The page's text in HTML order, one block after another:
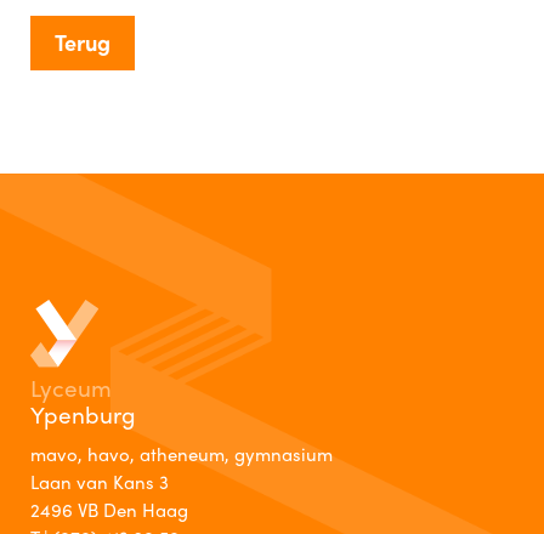
Terug
Lyceum
Ypenburg
mavo, havo, atheneum, gymnasium
Laan van Kans 3
2496 VB Den Haag